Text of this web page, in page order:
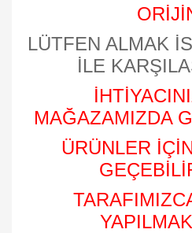
LÜTFEN ALMAK
İLE
MAĞAZAMIZDA
ÜRÜNLER